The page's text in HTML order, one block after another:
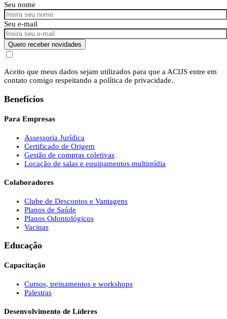
Seu nome
Seu e-mail
Quero receber novidades
Aceito que meus dados sejam utilizados para que a ACIJS entre em
contato comigo respeitando a política de privacidade.
Benefícios
Para Empresas
Assessoria Jurídica
Certificado de Origem
Gestão de compras coletivas
Locação de salas e equipamentos multimídia
Colaboradores
Clube de Descontos e Vantagens
Planos de Saúde
Planos Odontológicos
Vacinas
Educação
Capacitação
Cursos, treinamentos e workshops
Palestras
Desenvolvimento de Líderes